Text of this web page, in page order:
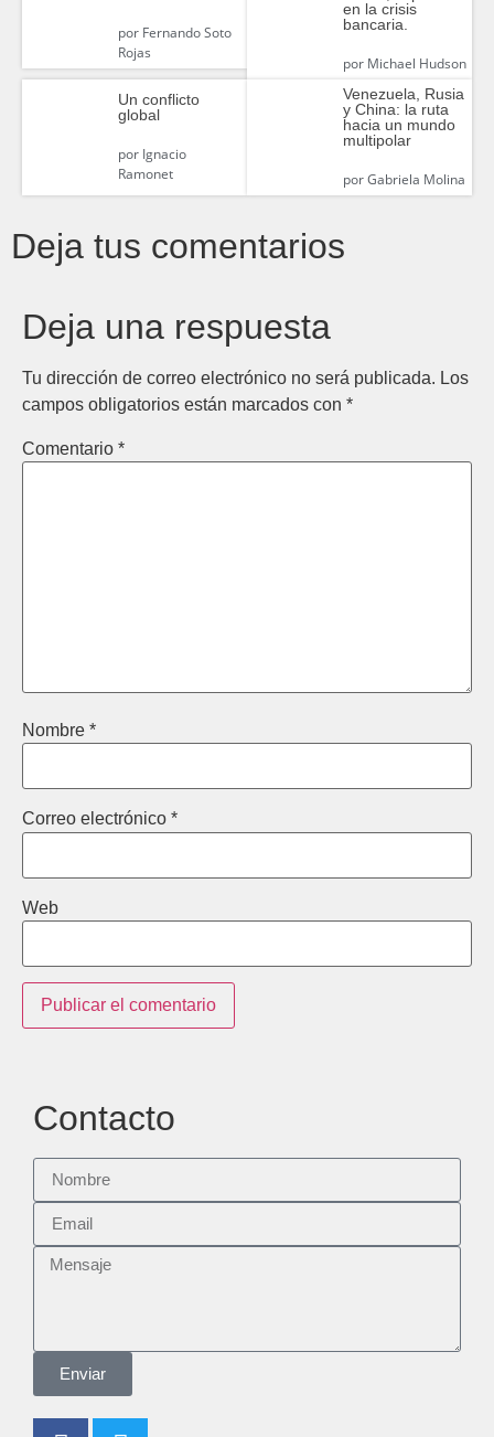
porFernando Soto
Rojas
en la crisis
bancaria.
porMichael Hudson
Un conflicto
global
porIgnacio
Ramonet
Venezuela, Rusia
y China: la ruta
hacia un mundo
multipolar
porGabriela Molina
Deja tus comentarios
Deja una respuesta
Tu dirección de correo electrónico no será publicada. Los
campos obligatorios están marcados con *
Comentario *
Nombre *
Correo electrónico *
Web
Contacto
Enviar